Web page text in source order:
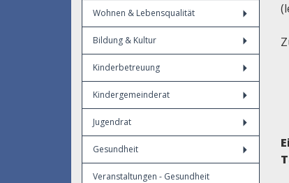
Wohnen & Lebensqualität
Bildung & Kultur
Kinderbetreuung
Kindergemeinderat
Jugendrat
Gesundheit
Veranstaltungen - Gesundheit